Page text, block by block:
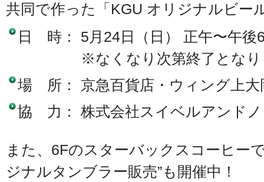
共同で作った「KGU オリジナルビー
日 時： 5月24日（日） 正午〜午後
※なくなり次第終了となり
場 所： 京急百貨店・ウィング上大
協 力： 株式会社スイベルアンド
また、6Fのスターバックスコーヒー
ジナルタンブラー販売”も開催中！